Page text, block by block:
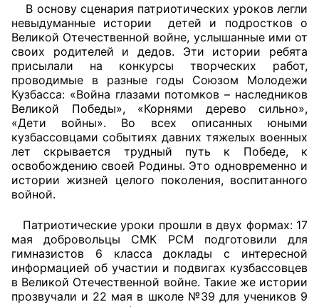
Общественные советы
Общественные советы при территориальных
органах федеральных органов
исполнительной власти
Общественные советы по проведению
независимой оценки качества условий
оказания услуг
О Палате
Структура Палаты
Комиссии
Экспертный совет ОП КО
В основу сценария патриотических уроков легли
невыдуманные истории детей и подростков о
Великой Отечественной войне, услышанные ими от
своих родителей и дедов. Эти истории ребята
присылали на конкурсы творческих работ,
проводимые в разные годы Союзом Молодежи
Кузбасса: «Война глазами потомков – наследников
Великой Победы», «Корнями дерево сильно»,
«Дети войны». Во всех описанных юными
кузбассовцами событиях давних тяжелых военных
лет скрывается трудный путь к Победе, к
освобождению своей Родины. Это одновременно и
истории жизней целого поколения, воспитанного
войной.
Патриотические уроки прошли в двух формах: 17
мая добровольцы СМК РСМ подготовили для
гимназистов 6 класса доклады с интересной
информацией об участии и подвигах кузбассовцев
в Великой Отечественной войне. Такие же истории
прозвучали и 22 мая в школе №39 для учеников 9